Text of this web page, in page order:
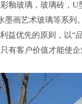
釉玻璃，玻璃砖，U
墨画艺术玻璃等系列
益优先的原则，以“
有客户价值才能使企